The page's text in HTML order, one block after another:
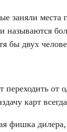
заняли
называются
бы двух
переходить от
карт
фишка